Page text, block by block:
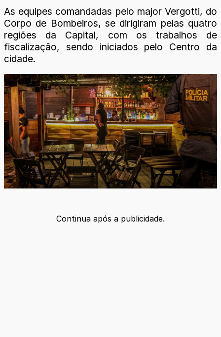
As equipes comandadas pelo major Vergotti, do
Corpo de Bombeiros, se dirigiram pelas quatro
regiões da Capital, com os trabalhos de
fiscalização, sendo iniciados pelo Centro da
cidade.
Continua após a publicidade.